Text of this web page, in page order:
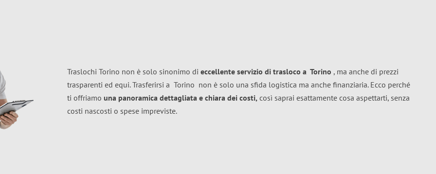
Traslochi Torino non è solo sinonimo di eccellente servizio di trasloco a Torino , ma anche di prezzi
trasparenti ed equi. Trasferirsi a Torino non è solo una sfida logistica ma anche finanziaria. Ecco perché
ti offriamo una panoramica dettagliata e chiara dei costi, così saprai esattamente cosa aspettarti, senza
costi nascosti o spese impreviste.